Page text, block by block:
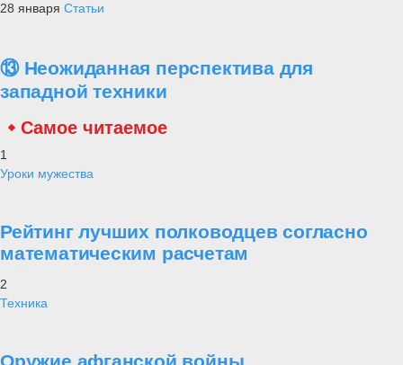
28 января Статьи
⑬ Неожиданная перспектива для
западной техники
Самое читаемое
1
Уроки мужества
Рейтинг лучших полководцев согласно
математическим расчетам
2
Техника